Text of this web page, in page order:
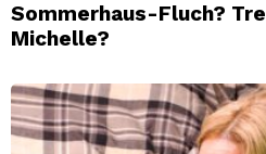
Sommerhaus-Fluch?
Michelle?